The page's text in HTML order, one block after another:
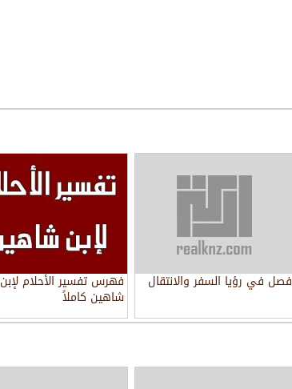
فصل في رؤيا السفر والانتقال فهرس تفسير الأحلام لإبن
شاهين كاملاً